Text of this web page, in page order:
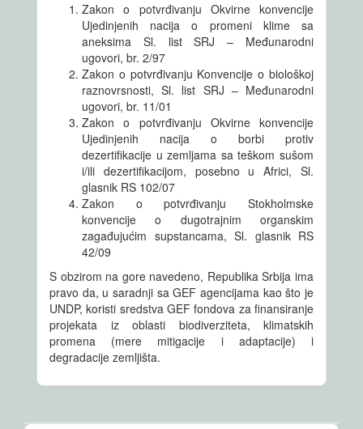
Zakon o potvrđivanju Okvirne konvencije
Ujedinjenih nacija o promeni klime sa
aneksima Sl. list SRJ – Međunarodni
ugovori, br. 2/97
Zakon o potvrđivanju Konvencije o biološkoj
raznovrsnosti, Sl. list SRJ – Međunarodni
ugovori, br. 11/01
Zakon o potvrđivanju Okvirne konvencije
Ujedinjenih nacija o borbi protiv
dezertifikacije u zemljama sa teškom sušom
i/ili dezertifikacijom, posebno u Africi, Sl.
glasnik RS 102/07
Zakon o potvrđivanju Stokholmske
konvencije o dugotrajnim organskim
zagađujućim supstancama, Sl. glasnik RS
42/09
S obzirom na gore navedeno, Republika Srbija ima
pravo da, u saradnji sa GEF agencijama kao što je
UNDP, koristi sredstva GEF fondova za finansiranje
projekata iz oblasti biodiverziteta, klimatskih
promena (mere mitigacije i adaptacije) i
degradacije zemljišta.